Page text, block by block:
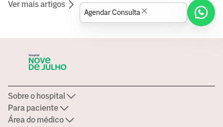
Ver mais artigos
Sobre o hospital
Para paciente
Área do médico
Agendar Consulta